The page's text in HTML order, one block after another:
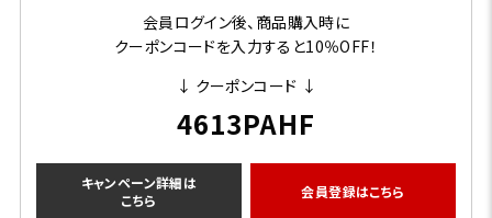
会員ログイン後、商品購入時に
クーポンコードを入力すると10％OFF！
↓ クーポンコード ↓
4613PAHF
キャンペーン詳細は
こちら
会員登録はこちら